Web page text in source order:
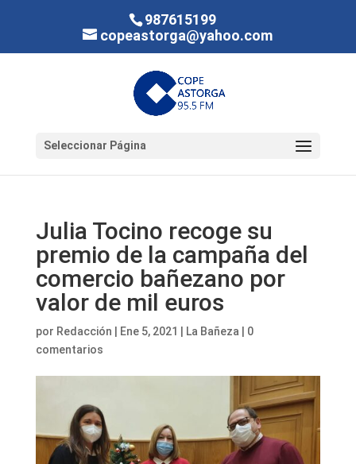
987615199
copeastorga@yahoo.com
Seleccionar Página
Julia Tocino recoge su
premio de la campaña del
comercio bañezano por
valor de mil euros
por Redacción Ene 5, 2021 La Bañeza
0
comentarios